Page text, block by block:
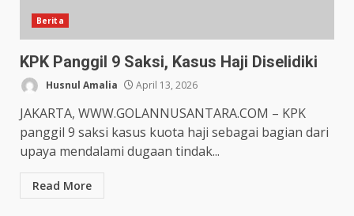
Berita
KPK Panggil 9 Saksi, Kasus Haji Diselidiki
Husnul Amalia April 13, 2026
JAKARTA, WWW.GOLANNUSANTARA.COM – KPK
panggil 9 saksi kasus kuota haji sebagai bagian dari
upaya mendalami dugaan tindak...
Read More